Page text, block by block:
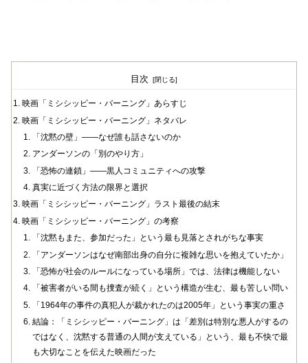
目次
映画「ミシシッピー・バーニング」あらすじ
映画「ミシシッピー・バーニング」ネタバレ
「沈黙の壁」——なぜ誰も話さないのか
アンダーソンの「別のやり方」
「恐怖の連鎖」——黒人コミュニティへの攻撃
真実に近づく方法の限界と選択
映画「ミシシッピー・バーニング」ラスト最後の結末
映画「ミシシッピー・バーニング」の考察
「沈黙もまた、参加だった」という最も見落とされがちな事実
「アンダーソンはなぜ南部出身の自分に複雑な思いを抱えていたか」
「恐怖が社会のルールになっている場所」では、法律は機能しない
「被害者がいる間も捜査が続く」という構造が生む、最も苦しい問い
「1964年の事件の真犯人が裁かれたのは2005年」という事実の重さ
結論：「ミシシッピー・バーニング」は「差別は特別な悪人がするの
ではなく、沈黙する普通の人間が支えている」という、最も不快で最
も大切なことを伝えた映画だった